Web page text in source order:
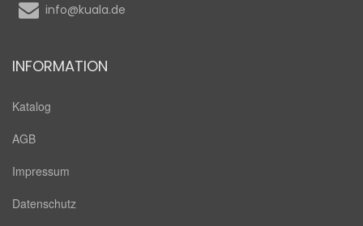
info@kuala.de
INFORMATION
Katalog
AGB
Impressum
Datenschutz